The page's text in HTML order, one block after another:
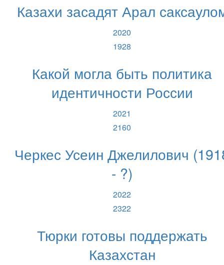
Казахи засадят Арал
2020
1928
Какой могла быть политика
идентичности России
2021
2160
Черкес Усеин Джелилович
- ?)
2022
2322
Тюрки готовы поддержать
Казахстан